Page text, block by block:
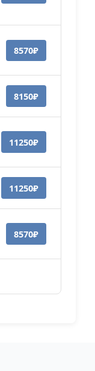
8570₽
8150₽
11250₽
11250₽
8570₽